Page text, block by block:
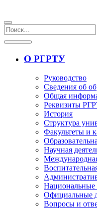
О РГРТУ
Руководство
Сведения об
Общая
Реквизиты
История
Структура
Факультеты и
Научная
Национальные
Официальные
Вопросы и